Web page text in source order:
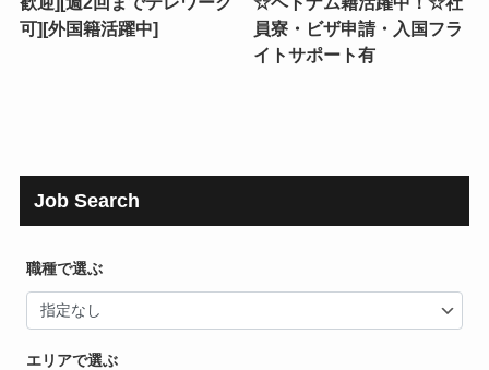
可][外国籍活躍中]
員寮・ビザ申請・入国フラ
イトサポート有
Job Search
職種で選ぶ
エリアで選ぶ